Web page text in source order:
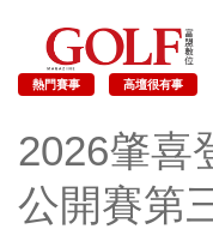
熱門賽事 高壇很有事
2026肇喜
公開賽第